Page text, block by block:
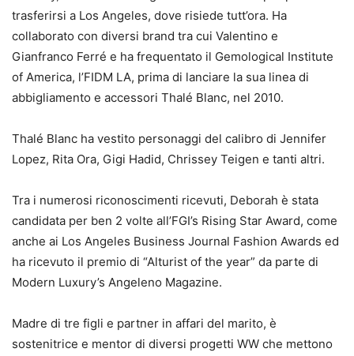
trasferirsi a Los Angeles, dove risiede tutt’ora. Ha
collaborato con diversi brand tra cui Valentino e
Gianfranco Ferré e ha frequentato il Gemological Institute
of America, l’FIDM LA, prima di lanciare la sua linea di
abbigliamento e accessori Thalé Blanc, nel 2010.
Thalé Blanc ha vestito personaggi del calibro di Jennifer
Lopez, Rita Ora, Gigi Hadid, Chrissey Teigen e tanti altri.
Tra i numerosi riconoscimenti ricevuti, Deborah è stata
candidata per ben 2 volte all’FGI’s Rising Star Award, come
anche ai Los Angeles Business Journal Fashion Awards ed
ha ricevuto il premio di “Alturist of the year” da parte di
Modern Luxury’s Angeleno Magazine.
Madre di tre figli e partner in affari del marito, è
sostenitrice e mentor di diversi progetti WW che mettono